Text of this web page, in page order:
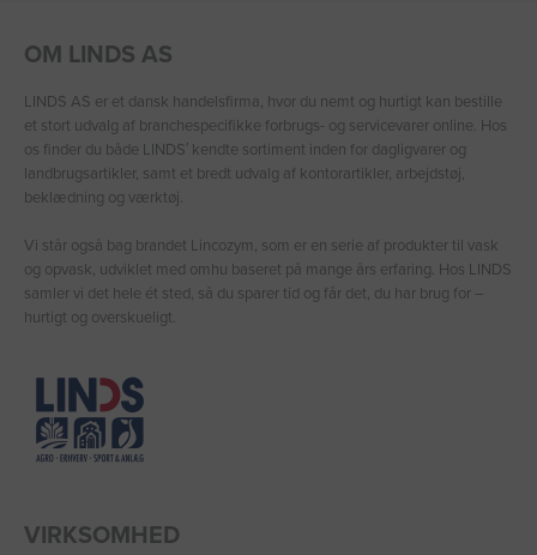
OM LINDS AS
LINDS AS er et dansk handelsfirma, hvor du nemt og hurtigt kan bestille
et stort udvalg af branchespecifikke forbrugs- og servicevarer online. Hos
os finder du både LINDS′ kendte sortiment inden for dagligvarer og
landbrugsartikler, samt et bredt udvalg af kontorartikler, arbejdstøj,
beklædning og værktøj.
Vi står også bag brandet Lincozym, som er en serie af produkter til vask
og opvask, udviklet med omhu baseret på mange års erfaring. Hos LINDS
samler vi det hele ét sted, så du sparer tid og får det, du har brug for –
hurtigt og overskueligt.
VIRKSOMHED